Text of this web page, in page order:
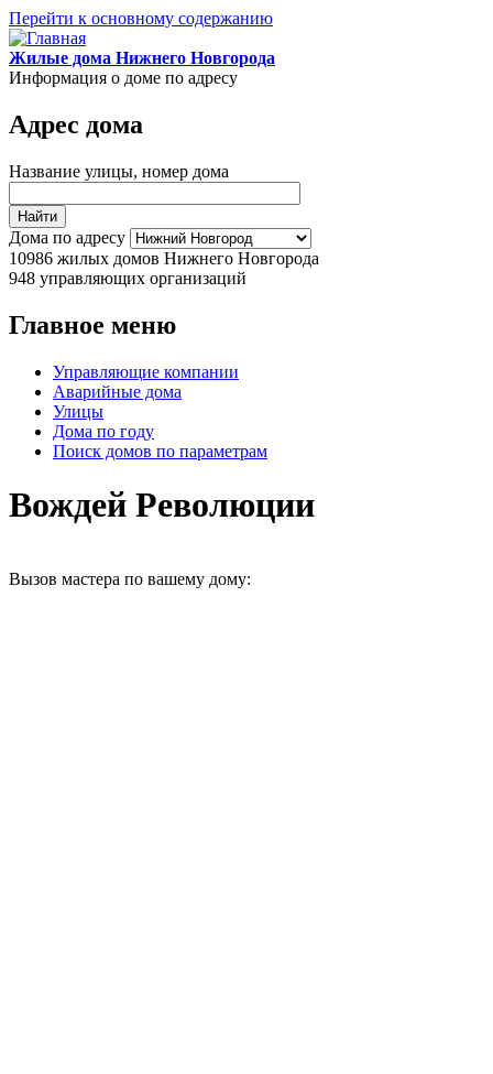
Перейти к основному содержанию
Жилые дома Нижнего Новгорода
Информация о доме по адресу
Адрес дома
Название улицы, номер дома
Дома по адресу
10986 жилых домов Нижнего Новгорода
948 управляющих организаций
Главное меню
Управляющие компании
Аварийные дома
Улицы
Дома по году
Поиск домов по параметрам
Вождей Революции
Вызов мастера по вашему дому: